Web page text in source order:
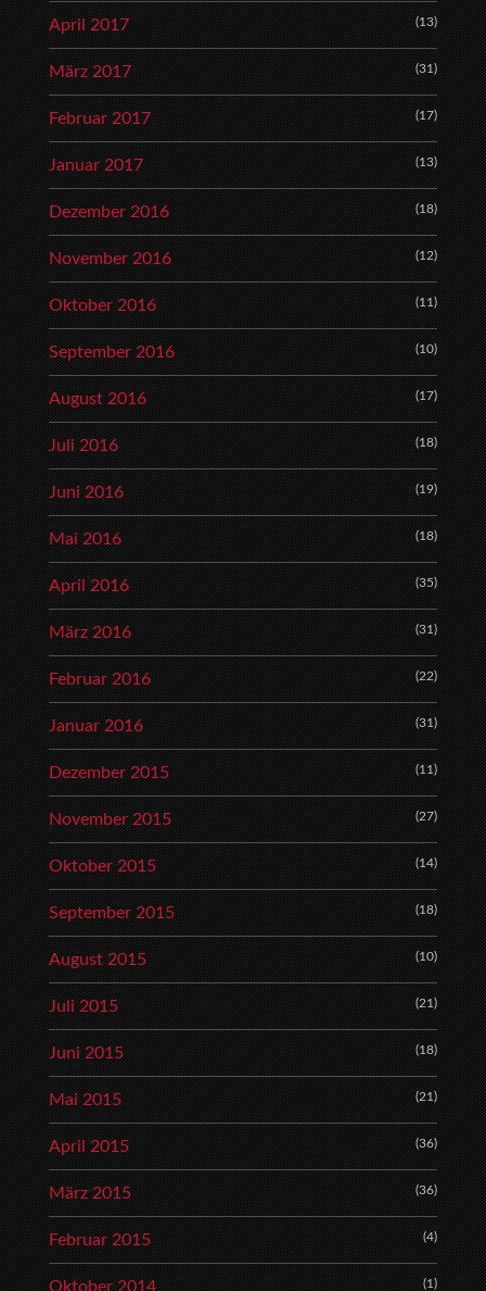
April 2017 (13)
März 2017 (31)
Februar 2017 (17)
Januar 2017 (13)
Dezember 2016 (18)
November 2016 (12)
Oktober 2016 (11)
September 2016 (10)
August 2016 (17)
Juli 2016 (18)
Juni 2016 (19)
Mai 2016 (18)
April 2016 (35)
März 2016 (31)
Februar 2016 (22)
Januar 2016 (31)
Dezember 2015 (11)
November 2015 (27)
Oktober 2015 (14)
September 2015 (18)
August 2015 (10)
Juli 2015 (21)
Juni 2015 (18)
Mai 2015 (21)
April 2015 (36)
März 2015 (36)
Februar 2015 (4)
Oktober 2014 (1)